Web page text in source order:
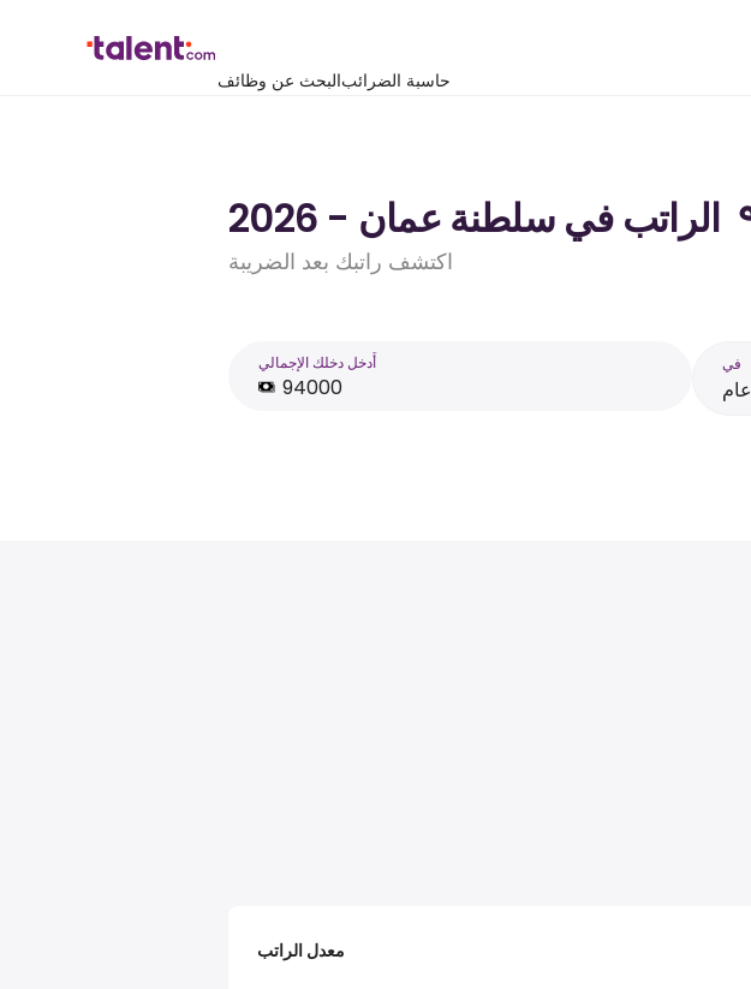
البحث عن وظائفحاسبة الضرائب
اكتشف راتبك بعد الضريبة
أَدخل دخلك الإجمالي في
عام
معدل الراتب